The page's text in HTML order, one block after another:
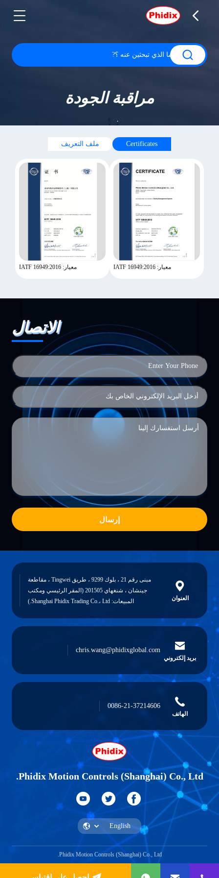
مراقبة الجودة
Certificates ملف التعريف
معيار: IATF 16949:2016 معيار: IATF 16949:2016
الاتصال
إرسال
العنوان
مبنى رقم 21 ، بلوك 9299 ، طريق Tingwei ، مقاطعة
جينشان ، شنغهاي 201505 (المقر الرئيسي ومكتب
المبيعات: Shanghai Phidix Trading Co.، Ltd.)
بريد إلكتروني
chris.wang@phidixglobal.com
الهاتف
0086-21-37214606
Phidix Motion Controls (Shanghai) Co., Ltd.
Phidix Motion Controls (Shanghai) Co., Ltd.